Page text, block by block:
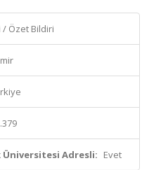
/ Özet Bildiri
Üniversitesi Adresli: Evet